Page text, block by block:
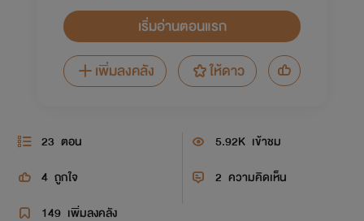
เริ่มอ่านตอนแรก
เพิ่มลงคลัง
ให้ดาว
23 ตอน 5.92K เข้าชม
4 ถูกใจ 2 ความคิดเห็น
149 เพิ่มลงคลัง